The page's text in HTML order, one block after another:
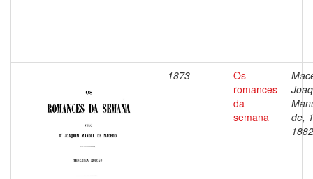
1873
Os
romances
da
semana
de,
1882